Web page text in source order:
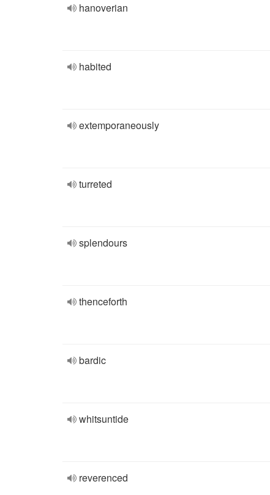
hanoverian
habited
extemporaneously
turreted
splendours
thenceforth
bardic
whitsuntide
reverenced